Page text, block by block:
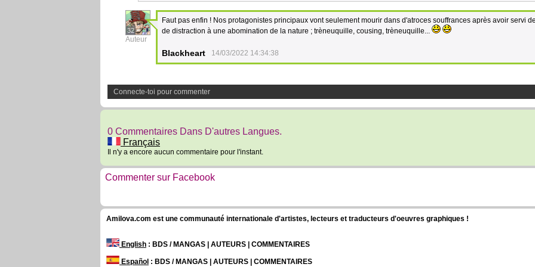
32
Auteur
Faut pas enfin ! Nos protagonistes principaux vont seulement mourir dans d'atroces souffrances après avoir servi
de distraction à une abomination de la nature ; trèneuquille, cousing, trèneuquille...
Blackheart 14/03/2022 14:34:38
Connecte-toi pour commenter
0 Commentaires Dans D'autres Langues.
Français
Il n'y a encore aucun commentaire pour l'instant.
Commenter sur Facebook
Amilova.com est une communauté internationale d'artistes, lecteurs et traducteurs d'oeuvres graphiques !
English : BDS / MANGAS | AUTEURS | COMMENTAIRES
Español : BDS / MANGAS | AUTEURS | COMMENTAIRES